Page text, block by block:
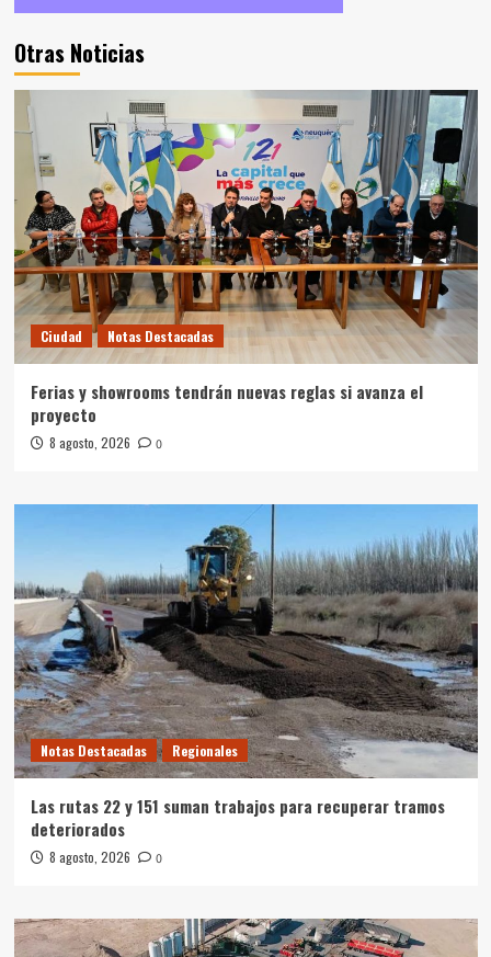
Otras Noticias
Ciudad Notas Destacadas
Ferias y showrooms tendrán nuevas reglas si avanza el
proyecto
8 agosto, 2026 0
Notas Destacadas Regionales
Las rutas 22 y 151 suman trabajos para recuperar tramos
deteriorados
8 agosto, 2026 0